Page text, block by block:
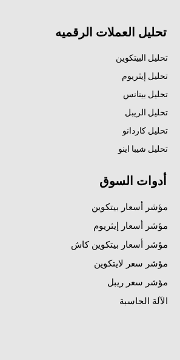
تحليل العملات الرقميه
تحليل البيتكوين
تحليل إيثريوم
تحليل بينانس
تحليل الريبل
تحليل كاردانو
تحليل شيبا اينو
أدوات السوق
مؤشر أسعار بيتكوين
مؤشر أسعار إيثريوم
مؤشر أسعار بيتكوين كاش
مؤشر سعر لايتكوين
مؤشر سعر ريبل
الآلة الحاسبة